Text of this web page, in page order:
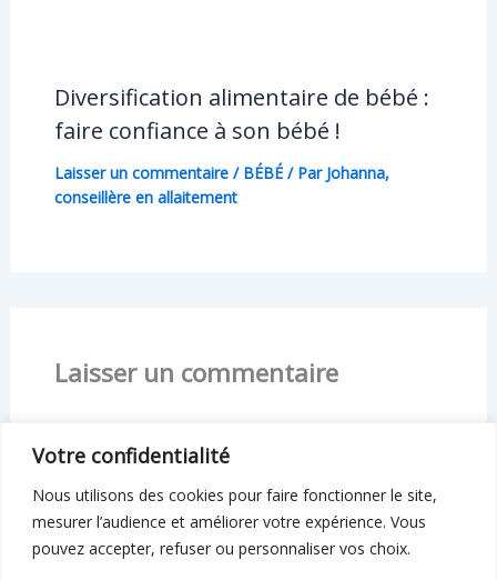
Votre confidentialité
Nous utilisons des cookies pour faire fonctionner le site,
mesurer l’audience et améliorer votre expérience. Vous
pouvez accepter, refuser ou personnaliser vos choix.
Diversification alimentaire de bébé :
faire confiance à son bébé !
Laisser un commentaire / BÉBÉ/ Par Johanna,
conseillère en allaitement
Laisser un commentaire
commentaire.